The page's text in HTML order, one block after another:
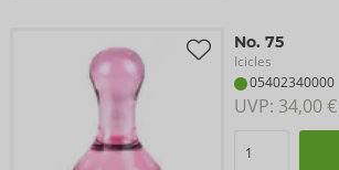
No. 75
Icicles
05402340000
UVP: 34,00 €